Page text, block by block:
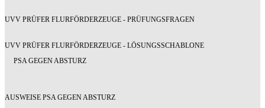
UVV PRÜFER FLURFÖRDERZEUGE - PRÜFUNGSFRAGEN
UVV PRÜFER FLURFÖRDERZEUGE - LÖSUNGSSCHABLONE
PSA GEGEN ABSTURZ
AUSWEISE PSA GEGEN ABSTURZ